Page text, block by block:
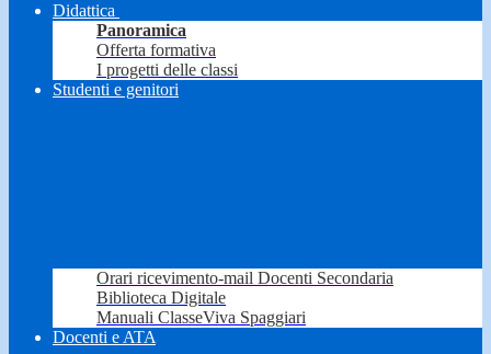
Didattica
Panoramica
Offerta formativa
I progetti delle classi
Studenti e genitori
Orari ricevimento-mail Docenti Secondaria
Biblioteca Digitale
Manuali ClasseViva Spaggiari
Docenti e ATA